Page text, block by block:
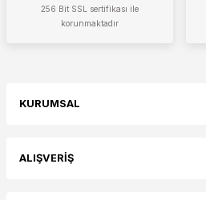
256 Bit SSL sertifikası ile
korunmaktadır
KURUMSAL
ALIŞVERİŞ